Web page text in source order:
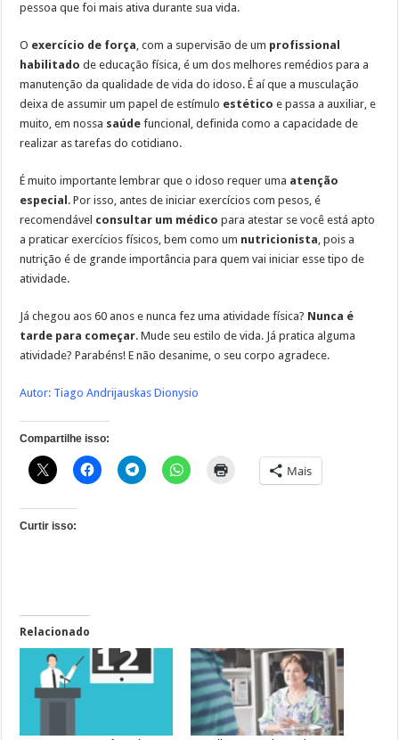
pessoa que foi mais ativa durante sua vida.
O exercício de força, com a supervisão de um profissional
habilitado de educação física, é um dos melhores remédios para a
manutenção da qualidade de vida do idoso. É aí que a musculação
deixa de assumir um papel de estímulo estético e passa a auxiliar, e
muito, em nossa saúdefuncional, definida como a capacidade de
realizar as tarefas do cotidiano.
É muito importante lembrar que o idoso requer uma atenção
especial . Por isso, antes de iniciar exercícios com pesos, é
recomendável consultar um médico para atestar se você está apto
a praticar exercícios físicos, bem como um nutricionista, pois a
nutrição é de grande importância para quem vai iniciar esse tipo de
atividade.
Já chegou aos 60 anos e nunca fez uma atividade física? Nunca é
tarde para começar. Mude seu estilo de vida. Já pratica alguma
atividade? Parabéns! E não desanime, o seu corpo agradece.
Autor: Tiago Andrijauskas Dionysio
Compartilhe isso:
Mais
Curtir isso:
Relacionado